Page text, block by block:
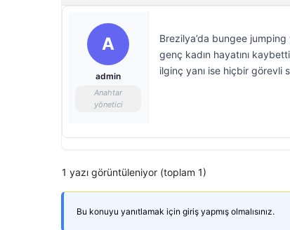
A
admin
Anahtar
yönetici
Brezilya’da bungee
genç kadın hayatını
ilginç yanı ise hiçbir görevli
1 yazı görüntüleniyor (toplam 1)
Bu konuyu yanıtlamak için giriş yapmış olmalısınız.